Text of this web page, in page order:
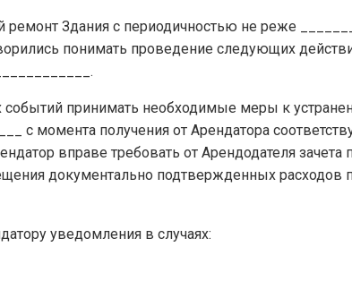
ремонт Здания с периодичностью не реже
понимать проведение следующих
событий принимать необходимые меры к
с момента получения от Арендатора
вправе требовать от Арендодателя
документально подтвержденных расходов
уведомления в случаях: